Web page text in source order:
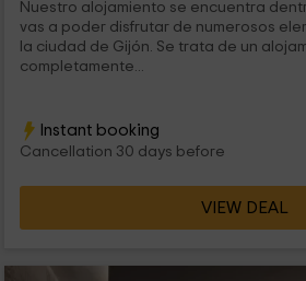
Nuestro alojamiento se encuentra
vas a poder disfrutar de numerosos
la ciudad de Gijón. Se trata de un
completamente...
Instant booking
Cancellation 30 days before
VIEW DEAL